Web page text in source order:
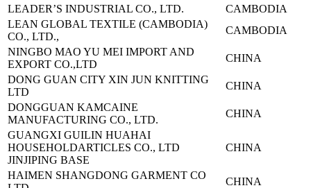
LEADER’S INDUSTRIAL CO., LTD.
CAMBODIA
LEAN GLOBAL TEXTILE (CAMBODIA)
CO., LTD.,
CAMBODIA
NINGBO MAO YU MEI IMPORT AND
EXPORT CO.,LTD
CHINA
DONG GUAN CITY XIN JUN KNITTING
LTD
CHINA
DONGGUAN KAMCAINE
MANUFACTURING CO., LTD.
CHINA
GUANGXI GUILIN HUAHAI
HOUSEHOLDARTICLES CO., LTD
JINJIPING BASE
CHINA
HAIMEN SHANGDONG GARMENT CO
CHINA